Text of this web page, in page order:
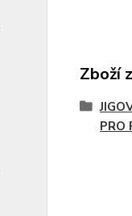
Zboží
PRO